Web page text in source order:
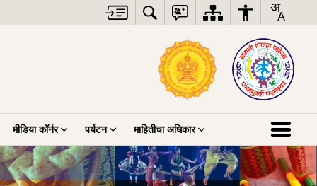
मीडिया कॉर्नर पर्यटन माहितीचा अधिकार